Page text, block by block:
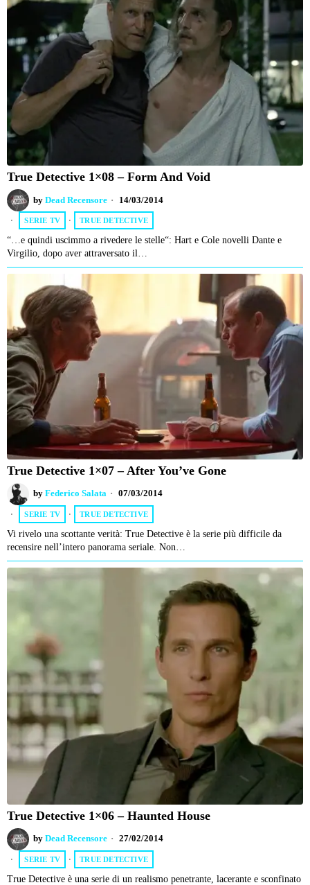
True Detective 1×08 – Form And Void
by Dead Recensore 14/03/2014
SERIE TV · TRUE DETECTIVE
“…e quindi uscimmo a rivedere le stelle“: Hart e Cole novelli Dante e
Virgilio, dopo aver attraversato il…
True Detective 1×07 – After You’ve Gone
by Federico Salata 07/03/2014
SERIE TV · TRUE DETECTIVE
Vi rivelo una scottante verità: True Detective è la serie più difficile da
recensire nell’intero panorama seriale. Non…
True Detective 1×06 – Haunted House
by Dead Recensore 27/02/2014
SERIE TV · TRUE DETECTIVE
True Detective è una serie di un realismo penetrante, lacerante e sconfinato